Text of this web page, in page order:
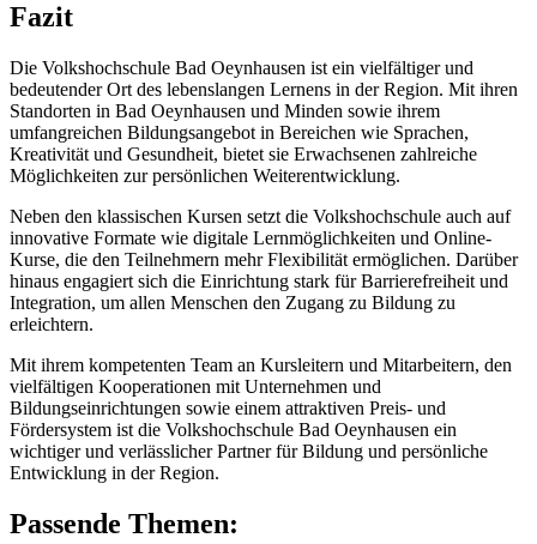
Fazit
Die Volkshochschule Bad Oeynhausen ist ein vielfältiger und
bedeutender Ort des lebenslangen Lernens in der Region. Mit ihren
Standorten in Bad Oeynhausen und Minden sowie ihrem
umfangreichen Bildungsangebot in Bereichen wie Sprachen,
Kreativität und Gesundheit, bietet sie Erwachsenen zahlreiche
Möglichkeiten zur persönlichen Weiterentwicklung.
Neben den klassischen Kursen setzt die Volkshochschule auch auf
innovative Formate wie digitale Lernmöglichkeiten und Online-
Kurse, die den Teilnehmern mehr Flexibilität ermöglichen. Darüber
hinaus engagiert sich die Einrichtung stark für Barrierefreiheit und
Integration, um allen Menschen den Zugang zu Bildung zu
erleichtern.
Mit ihrem kompetenten Team an Kursleitern und Mitarbeitern, den
vielfältigen Kooperationen mit Unternehmen und
Bildungseinrichtungen sowie einem attraktiven Preis- und
Fördersystem ist die Volkshochschule Bad Oeynhausen ein
wichtiger und verlässlicher Partner für Bildung und persönliche
Entwicklung in der Region.
Passende Themen: